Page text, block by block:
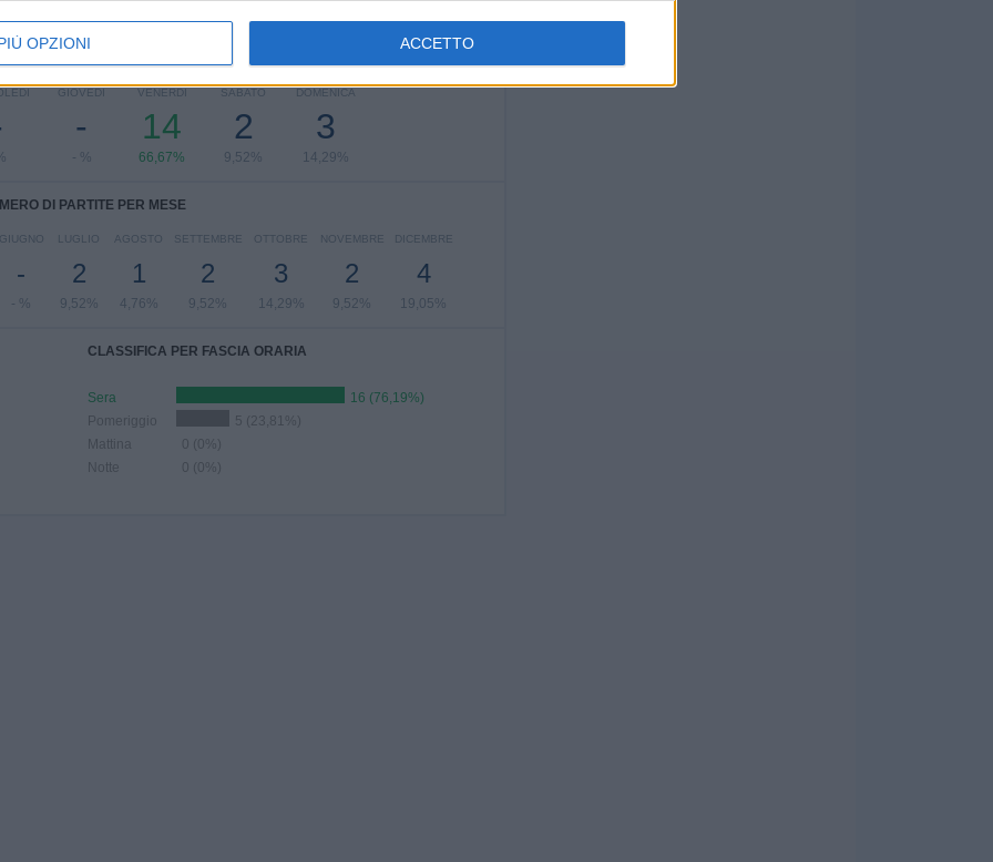
OPZIONI ACCETTO
GIOVEDÌ
-
- %
VENERDÌ
14
66,67%
SABATO
2
9,52%
DOMENICA
3
14,29%
DI PARTITE PER MESE
GIUGNO
-
- %
LUGLIO
2
9,52%
AGOSTO
1
4,76%
SETTEMBRE
2
9,52%
OTTOBRE
3
14,29%
NOVEMBRE
2
9,52%
DICEMBRE
4
19,05%
CLASSIFICA PER FASCIA ORARIA
Sera
16 (76,19%)
Pomeriggio
5 (23,81%)
Mattina
0 (0%)
Notte
0 (0%)